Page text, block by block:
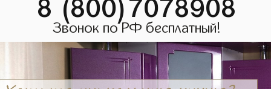
Звонок по РФ бесплатный!